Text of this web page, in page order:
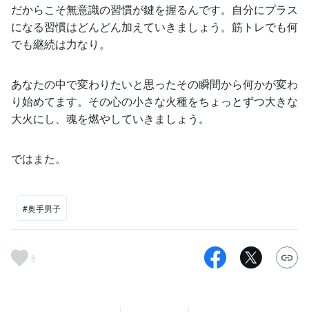
だからこそ無意識の習慣が鍵を握るんです。自分にプラス
になる習慣はどんどん加えていきましょう。筋トレでも何
でも継続は力なり。
あなたの中で変わりたいと思ったその瞬間から何かが変わ
り始めてます。その心の小さな火種をちょっとずつ大きな
大火にし、魂を燃やしていきましょう。
ではまた。
#奥手男子
8